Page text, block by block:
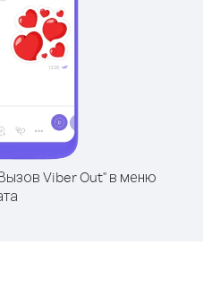
Viber Out" в меню